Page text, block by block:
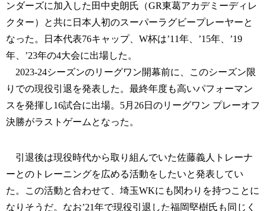
ンダーズに加入した田中史朗氏（GR東葛アカデミーディレ
クター）と共に日本人初のスーパーラグビープレーヤーと
なった。日本代表76キャップ、W杯は’11年、’15年、’19
年、’23年の4大会に出場した。
2023-24シーズンのリーグワン開幕前に、このシーズン限
りでの現役引退を発表した。最終年度も高いパフォーマン
スを発揮し16試合に出場。5月26日のリーグワン プレーオフ
決勝がラストゲームとなった。
引退後は現役時代から取り組んでいた佐藤義人トレーナ
ーとのトレーニングを広める活動をしたいと発表してい
た。この活動と合わせて、埼玉WKにも関わりを持つことに
なりそうだ。なお’21年で現役引退した福岡堅樹氏も同じく